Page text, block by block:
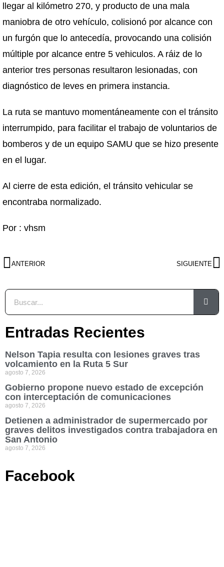
llegar al kilómetro 270, y producto de una mala
maniobra de otro vehículo, colisionó por alcance con
un furgón que lo antecedía, provocando una colisión
múltiple por alcance entre 5 vehiculos. A ráiz de lo
anterior tres personas resultaron lesionadas, con
diagnóstico de leves en primera instancia.
La ruta se mantuvo momentáneamente con el tránsito
interrumpido, para facilitar el trabajo de voluntarios de
bomberos y de un equipo SAMU que se hizo presente
en el lugar.
Al cierre de esta edición, el tránsito vehicular se
encontraba normalizado.
Por : vhsm
ANTERIOR SIGUIENTE
Entradas Recientes
Nelson Tapia resulta con lesiones graves tras
volcamiento en la Ruta 5 Sur
agosto 7, 2026
Gobierno propone nuevo estado de excepción
con interceptación de comunicaciones
agosto 7, 2026
Detienen a administrador de supermercado por
graves delitos investigados contra trabajadora en
San Antonio
agosto 7, 2026
Facebook